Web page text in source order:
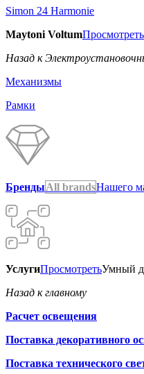
Simon 24 Harmonie
Maytoni VoltumПросмотреть
Назад к
Механизмы
Рамки
БрендыAll brandsНашего
УслугиПросмотретьУмный
Назад к главному
Расчет освещения
Поставка декоративного
Поставка технического